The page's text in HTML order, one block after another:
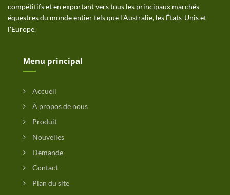
compétitifs et en exportant vers tous les principaux marchés
équestres du monde entier tels que l'Australie, les États-Unis et
l'Europe.
Menu principal
Accueil
À propos de nous
Produit
Nouvelles
Demande
Contact
Plan du site